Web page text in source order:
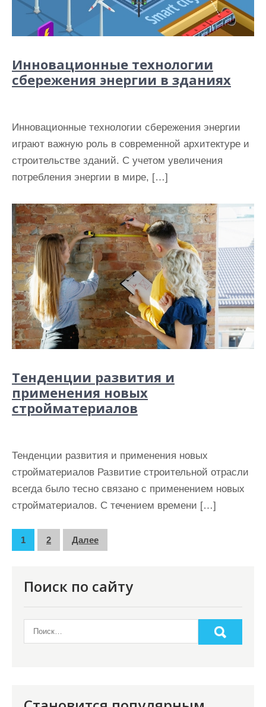
Инновационные технологии
сбережения энергии в зданиях
Инновационные технологии сбережения энергии
играют важную роль в современной архитектуре и
строительстве зданий. С учетом увеличения
потребления энергии в мире, […]
Тенденции развития и
применения новых
стройматериалов
Тенденции развития и применения новых
стройматериалов Развитие строительной отрасли
всегда было тесно связано с применением новых
стройматериалов. С течением времени […]
П
1 2 Далее
Поиск по сайту